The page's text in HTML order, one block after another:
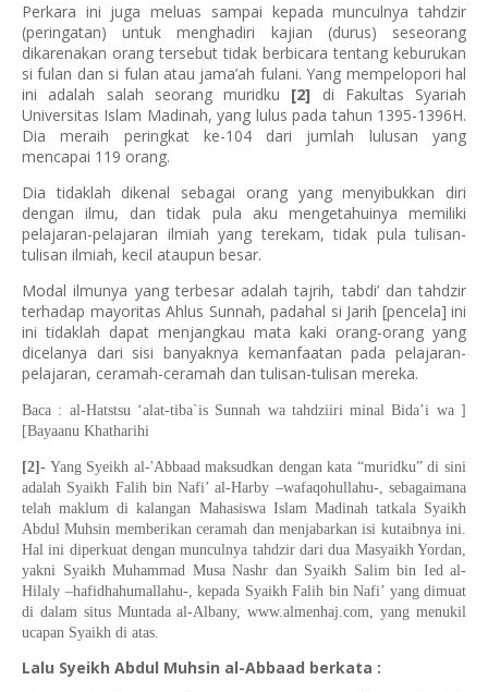
Perkara ini juga meluas sampai kepada munculnya tahdzir
(peringatan) untuk menghadiri kajian (durus) seseorang
dikarenakan orang tersebut tidak berbicara tentang keburukan
si fulan dan si fulan atau jama’ah fulani. Yang mempelopori hal
ini adalah salah seorang muridku [2] di Fakultas Syariah
Universitas Islam Madinah, yang lulus pada tahun 1395-1396H.
Dia meraih peringkat ke-104 dari jumlah lulusan yang
mencapai 119 orang.
Dia tidaklah dikenal sebagai orang yang menyibukkan diri
dengan ilmu, dan tidak pula aku mengetahuinya memiliki
pelajaran-pelajaran ilmiah yang terekam, tidak pula tulisan-
tulisan ilmiah, kecil ataupun besar.
Modal ilmunya yang terbesar adalah tajrih, tabdi’ dan tahdzir
terhadap mayoritas Ahlus Sunnah, padahal si Jarih [pencela] ini
ini tidaklah dapat menjangkau mata kaki orang-orang yang
dicelanya dari sisi banyaknya kemanfaatan pada pelajaran-
pelajaran, ceramah-ceramah dan tulisan-tulisan mereka.
[ Baca : al-Hatstsu ‘alat-tiba`is Sunnah wa tahdziiri minal Bida’i wa
Bayaanu Khatharihi]
[2]- Yang Syeikh al-'Abbaad maksudkan dengan kata “muridku” di sini
adalah Syaikh Falih bin Nafi’ al-Harby –wafaqohullahu-, sebagaimana
telah maklum di kalangan Mahasiswa Islam Madinah tatkala Syaikh
Abdul Muhsin memberikan ceramah dan menjabarkan isi kutaibnya ini.
Hal ini diperkuat dengan munculnya tahdzir dari dua Masyaikh Yordan,
yakni Syaikh Muhammad Musa Nashr dan Syaikh Salim bin Ied al-
Hilaly –hafidhahumallahu-, kepada Syaikh Falih bin Nafi’ yang dimuat
di dalam situs Muntada al-Albany, www.almenhaj.com, yang menukil
ucapan Syaikh di atas.
Lalu Syeikh Abdul Muhsin al-Abbaad berkata :